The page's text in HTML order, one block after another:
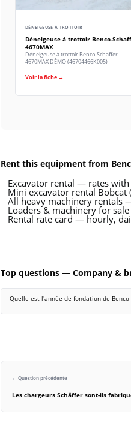
DÉNEIGEUSE À TROTTOIR
Déneigeuse à trottoir Benco-
4670MAX
Déneigeuse à trottoir Benco-Schaffer
4670MAX DÉMO (46704466K005)
Voir la fiche →
Rent this equipment from
Excavator rental — rates
Mini excavator rental Bobcat
All heavy machinery rentals
Loaders & machinery for
Rental rate card — hourly,
Top questions — Company &
Quelle est l'année de fondation de Benco
← Question précédente
Les chargeurs Schäffer sont-ils